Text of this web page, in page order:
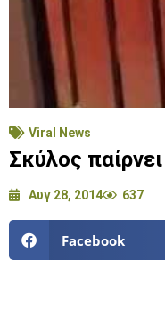
Viral News
Σκύλος
Αυγ 28, 2014 637
Facebook